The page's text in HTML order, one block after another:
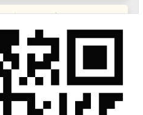
khởi nghiệp đổi mới sáng tạo
có sự đột phá
nông sản
mới, công nghệ tương lai